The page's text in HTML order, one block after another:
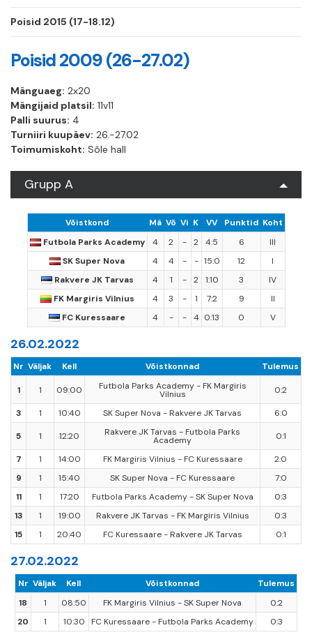
Poisid 2015 (17-18.12)
Poisid 2009 (26-27.02)
Mänguaeg: 2x20
Mängijaid platsil: 11v11
Palli suurus: 4
Turniiri kuupäev: 26.-27.02
Toimumiskoht: Sõle hall
Grupp A
Võistkond Mä Võ Vi K VV Punktid Koht
Futbola Parks Academy
4 2 - 2 4:5 6
III
SK Super Nova
4 4 - - 15:0 12
I
Rakvere JK Tarvas
4 1 - 2 1:10 3
IV
FK Margiris Vilnius
4 3 - 1 7:2 9
II
FC Kuressaare
4 - - 4 0:13 0 V
26.02.2022
Nr Väljak Kell Võistkonnad Tulemus
1 1 09:00 Futbola Parks Academy - FK Margiris
Vilnius 0:2
3 1 10:40 SK Super Nova - Rakvere JK Tarvas 6:0
5 1 12:20 Rakvere JK Tarvas - Futbola Parks
Academy 0:1
7 1 14:00 FK Margiris Vilnius - FC Kuressaare
2:0
9
1 15:40 SK Super Nova - FC Kuressaare
7:0
11
1 17:20 Futbola Parks Academy - SK Super Nova
0:3
13
1 19:00 Rakvere JK Tarvas - FK Margiris Vilnius
0:3
15
1 20:40 FC Kuressaare - Rakvere JK Tarvas 0:1
27.02.2022
Nr Väljak Kell Võistkonnad
Tulemus
18
1 08:50 FK Margiris Vilnius - SK Super Nova
0:2
20
1 10:30 FC Kuressaare - Futbola Parks Academy 0:3